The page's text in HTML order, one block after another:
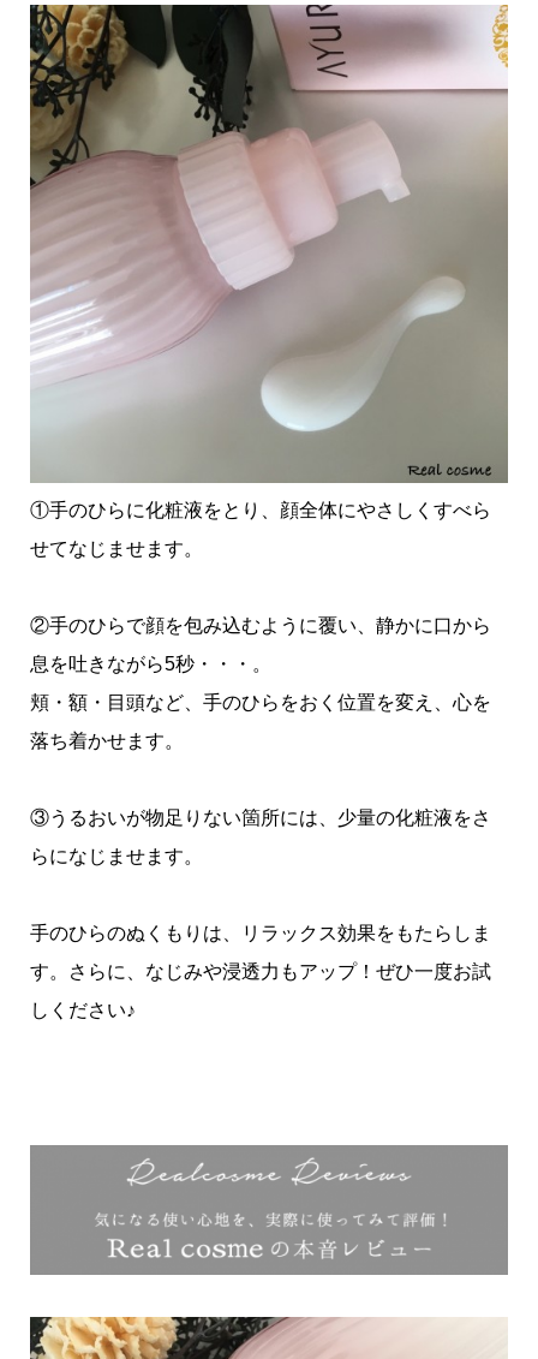
①手のひらに化粧液をとり、顔全体にやさしくすべら
せてなじませます。
②手のひらで顔を包み込むように覆い、静かに口から
息を吐きながら5秒・・・。
頬・額・目頭など、手のひらをおく位置を変え、心を
落ち着かせます。
③うるおいが物足りない箇所には、少量の化粧液をさ
らになじませます。
手のひらのぬくもりは、リラックス効果をもたらしま
す。さらに、なじみや浸透力もアップ！ぜひ一度お試
しください♪